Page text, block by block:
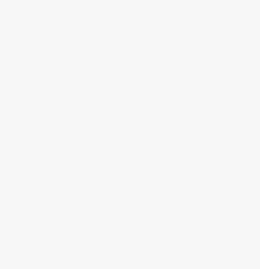
conferido a ele pela
direitos e deveres.
caro para
brasileiros, pois
as oportunidades e o
formação advinda da
e a outros por razões
O Problema,